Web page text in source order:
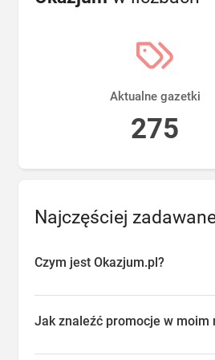
Aktualne gazetki
275
Najczęściej
Czym jest Okazjum.pl?
przeglądać aktualne promocje w
Jak znaleźć promocje w moim